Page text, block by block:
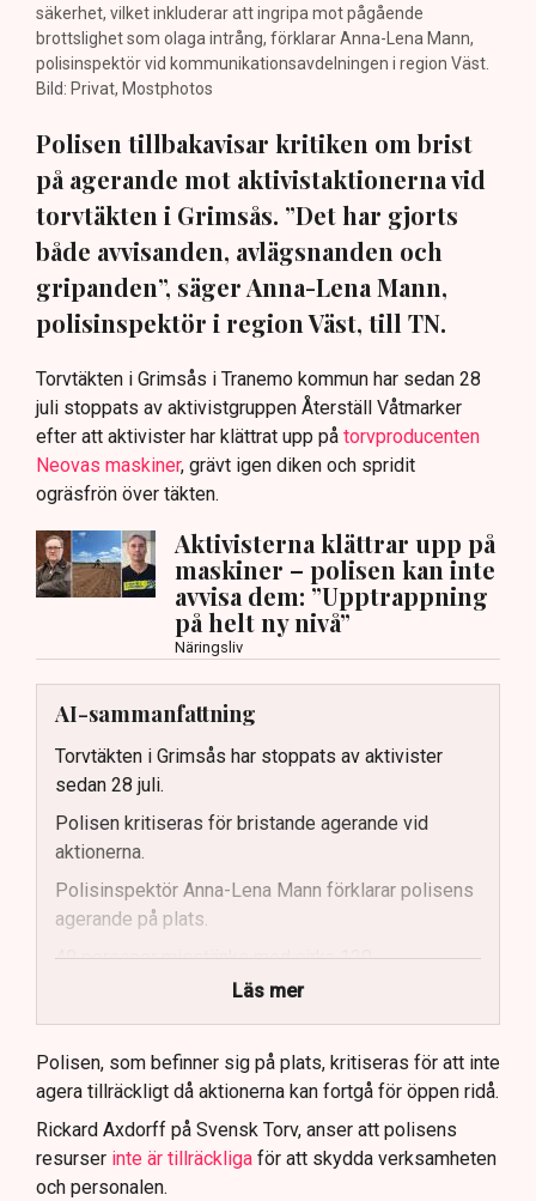
säkerhet, vilket inkluderar att ingripa mot pågående
brottslighet som olaga intrång, förklarar Anna-Lena Mann,
polisinspektör vid kommunikationsavdelningen i region Väst.
Bild: Privat, Mostphotos
Polisen tillbakavisar kritiken om brist
på agerande mot aktivistaktionerna vid
torvtäkten i Grimsås. ”Det har gjorts
både avvisanden, avlägsnanden och
gripanden”, säger Anna-Lena Mann,
polisinspektör i region Väst, till TN.
Torvtäkten i Grimsås i Tranemo kommun har sedan 28
juli stoppats av aktivistgruppen Återställ Våtmarker
efter att aktivister har klättrat upp på torvproducenten
Neovas maskiner, grävt igen diken och spridit
ogräsfrön över täkten.
Aktivisterna klättrar upp på
maskiner – polisen kan inte
avvisa dem: ”Upptrappning
på helt ny nivå”
Näringsliv
AI-sammanfattning
Torvtäkten i Grimsås har stoppats av aktivister
sedan 28 juli.
Polisen kritiseras för bristande agerande vid
aktionerna.
Polisinspektör Anna-Lena Mann förklarar polisens
agerande på plats.
40 personer misstänks med cirka 120
brottsmisstankar kopplade.
Polisen använder drönare och uniformerad polis
för att dokumentera bevis.
Samtidigt är polisarbetet komplext när det gäller
att navigera juridiska rättigheter och gränser.
Läs mer
Polisen, som befinner sig på plats, kritiseras för att inte
agera tillräckligt då aktionerna kan fortgå för öppen ridå.
Rickard Axdorff på Svensk Torv, anser att polisens
resurser inte är tillräckliga för att skydda verksamheten
och personalen.